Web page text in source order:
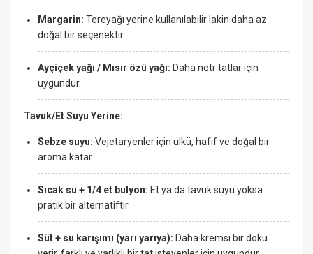
Margarin: Tereyağı yerine kullanılabilir lakin daha az
doğal bir seçenektir.
Ayçiçek yağı / Mısır özü yağı: Daha nötr tatlar için
uygundur.
Tavuk/Et Suyu Yerine:
Sebze suyu:Vejetaryenler için ülkü, hafif ve doğal bir
aroma katar.
Sıcak su + 1/4 et bulyon: Et ya da tavuk suyu yoksa
pratik bir alternatiftir.
Süt + su karışımı (yarı yarıya): Daha kremsi bir doku